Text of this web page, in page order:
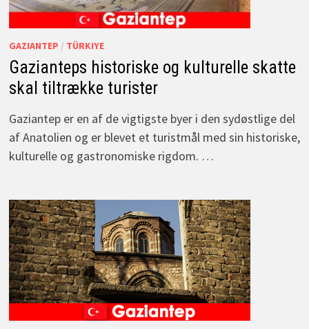
GAZIANTEP / TÜRKIYE
Gazianteps historiske og kulturelle skatte
skal tiltrække turister
Gaziantep er en af de vigtigste byer i den sydøstlige del
af Anatolien og er blevet et turistmål med sin historiske,
kulturelle og gastronomiske rigdom. …